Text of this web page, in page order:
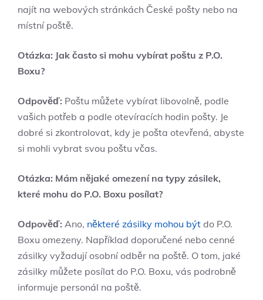
najít na webových stránkách České pošty nebo na
místní poště.
Otázka: Jak často si mohu vybírat poštu z P.O.
Boxu?
Odpověď: Poštu můžete vybírat libovolně, podle
vašich potřeb a podle otevíracích hodin pošty. Je
dobré si zkontrolovat, kdy je pošta otevřená, abyste
si mohli vybrat svou poštu včas.
Otázka: Mám nějaké omezení na typy zásilek,
které mohu do P.O. Boxu posílat?
Odpověď: Ano, některé zásilky mohou být do P.O.
Boxu omezeny. Například doporučené nebo cenné
zásilky vyžadují osobní odběr na poště. O tom, jaké
zásilky můžete posílat do P.O. Boxu, vás podrobně
informuje personál na poště.